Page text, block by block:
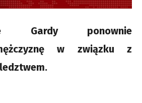
Gardy ponownie
w związku z